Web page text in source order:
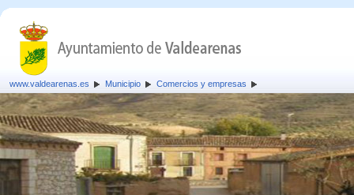
www.valdearenas.es Municipio Comercios y empresas